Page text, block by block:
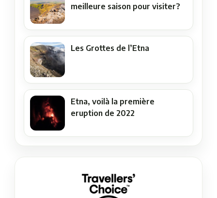
meilleure saison pour visiter?
Les Grottes de l’Etna
Etna, voilà la première
eruption de 2022